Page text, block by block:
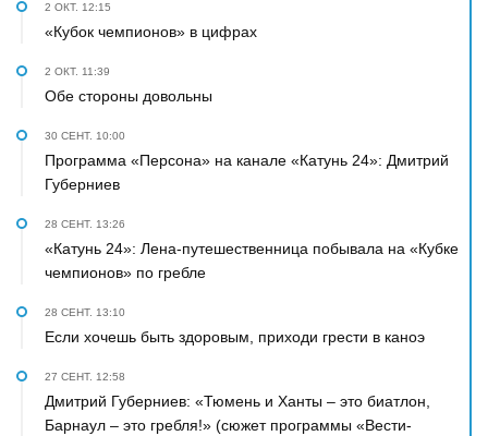
2 ОКТ. 12:15
«Кубок чемпионов» в цифрах
2 ОКТ. 11:39
Обе стороны довольны
30 СЕНТ. 10:00
Программа «Персона» на канале «Катунь 24»: Дмитрий
Губерниев
28 СЕНТ. 13:26
«Катунь 24»: Лена-путешественница побывала на «Кубке
чемпионов» по гребле
28 СЕНТ. 13:10
Если хочешь быть здоровым, приходи грести в каноэ
27 СЕНТ. 12:58
Дмитрий Губерниев: «Тюмень и Ханты – это биатлон,
Барнаул – это гребля!» (сюжет программы «Вести-